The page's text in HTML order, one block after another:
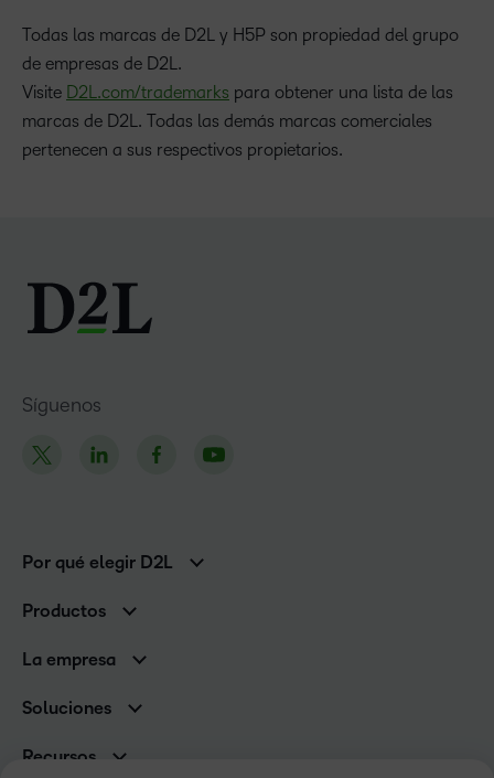
Todas las marcas de D2L y H5P son propiedad del grupo
de empresas de D2L.
Visite D2L.com/trademarks para obtener una lista de las
marcas de D2L. Todas las demás marcas comerciales
pertenecen a sus respectivos propietarios.
Síguenos
Por qué elegir D2L
Clientes corporativos
Productos
Servicios y asistencia
Asistencia
La empresa
Contactos y ubicaciones
Sala de Prensa
Soluciones
Recursos